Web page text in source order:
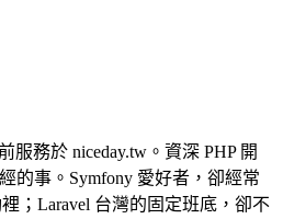
服務於 niceday.tw。資深 PHP 開
的事。Symfony 愛好者，卻經常
；Laravel 台灣的固定班底，卻不